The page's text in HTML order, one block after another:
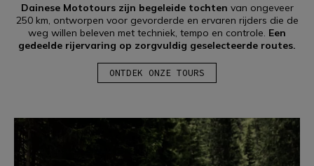
Dainese Mototours zijn begeleide tochten van ongeveer
250 km, ontworpen voor gevorderde en ervaren rijders die de
weg willen beleven met techniek, tempo en controle. Een
gedeelde rijervaring op zorgvuldig geselecteerde routes.
ONTDEK ONZE TOURS